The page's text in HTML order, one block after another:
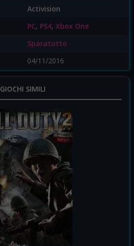
Activision
PC, PS4, Xbox One
Sparatutto
04/11/2016
GIOCHI SIMILI